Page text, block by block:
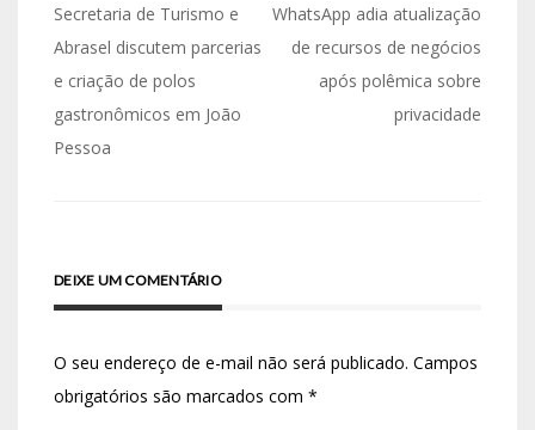
Secretaria de Turismo e
Abrasel discutem parcerias
e criação de polos
gastronômicos em João
Pessoa
WhatsApp adia atualização
de recursos de negócios
após polêmica sobre
privacidade
DEIXE UM COMENTÁRIO
O seu endereço de e-mail não será publicado. Campos
obrigatórios são marcados com *